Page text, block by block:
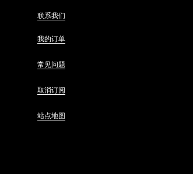
联系我们
我的订单
常见问题
取消订阅
站点地图